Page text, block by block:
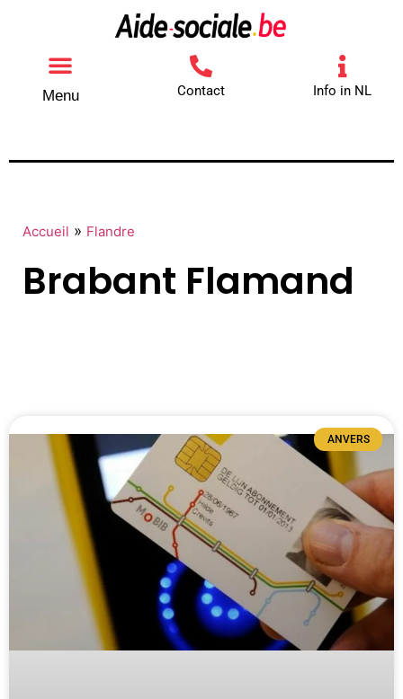
Menu Contact Info in NL
Accueil » Flandre
Brabant Flamand
ANVERS